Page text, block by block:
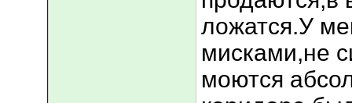
ложатся.У
мисками,не
моются